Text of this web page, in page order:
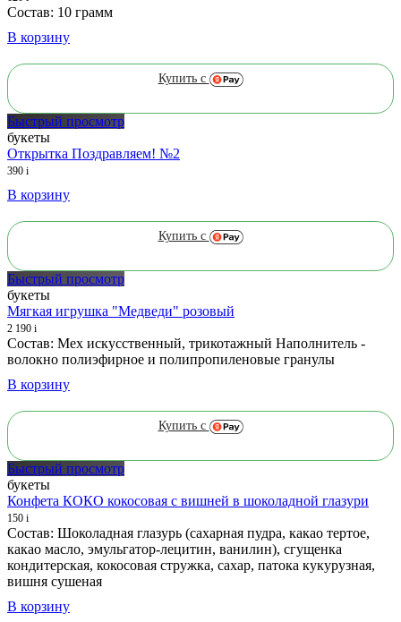
Состав: 10 грамм
В корзину
Купить с
Быстрый просмотр
букеты
Открытка Поздравляем! №2
390 i
В корзину
Купить с
Быстрый просмотр
букеты
Мягкая игрушка "Медведи" розовый
2 190 i
Состав: Мех искусственный, трикотажный Наполнитель -
волокно полиэфирное и полипропиленовые гранулы
В корзину
Купить с
Быстрый просмотр
букеты
Конфета КОКО кокосовая с вишней в шоколадной глазури
150 i
Состав: Шоколадная глазурь (сахарная пудра, какао тертое,
какао масло, эмульгатор-лецитин, ванилин), сгущенка
кондитерская, кокосовая стружка, сахар, патока кукурузная,
вишня сушеная
В корзину